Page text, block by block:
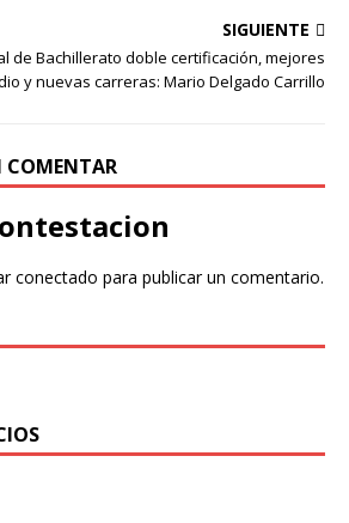
SIGUIENTE
de Bachillerato doble certificación, mejores
y nuevas carreras: Mario Delgado Carrillo
COMENTAR
conectado para publicar un comentario.